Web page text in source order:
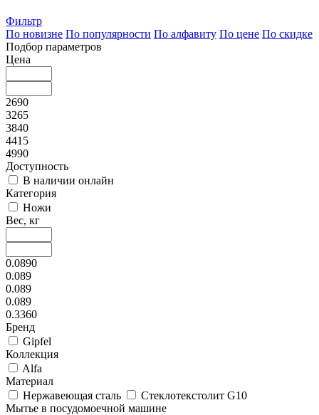
Фильтр
По новизне По популярности По алфавиту По цене По скидке
Подбор параметров
Цена
2690
3265
3840
4415
4990
Доступность
В наличии онлайн
Категория
Ножи
Вес, кг
0.0890
0.089
0.089
0.089
0.3360
Бренд
Gipfel
Коллекция
Alfa
Материал
Нержавеющая сталь
Стеклотекстолит G10
Мытье в посудомоечной машине